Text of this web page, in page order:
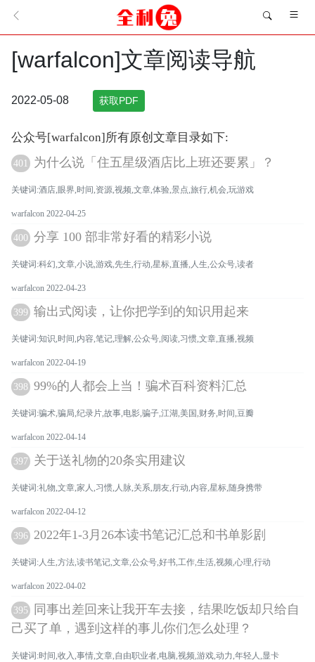
[warfalcon]文章阅读导航
2022-05-08 获取PDF
公众号[warfalcon]所有原创文章目录如下:
401 为什么说「住五星级酒店比上班还要累」？
关键词:酒店,眼界,时间,资源,视频,文章,体验,景点,旅行,机会,玩游戏
warfalcon 2022-04-25
400 分享 100 部非常好看的精彩小说
关键词:科幻,文章,小说,游戏,先生,行动,星标,直播,人生,公众号,读者
warfalcon 2022-04-23
399 输出式阅读，让你把学到的知识用起来
关键词:知识,时间,内容,笔记,理解,公众号,阅读,习惯,文章,直播,视频
warfalcon 2022-04-19
398 99%的人都会上当！骗术百科资料汇总
关键词:骗术,骗局,纪录片,故事,电影,骗子,江湖,美国,财务,时间,豆瓣
warfalcon 2022-04-14
397 关于送礼物的20条实用建议
关键词:礼物,文章,家人,习惯,人脉,关系,朋友,行动,内容,星标,随身携带
warfalcon 2022-04-12
396 2022年1-3月26本读书笔记汇总和书单影剧
关键词:人生,方法,读书笔记,文章,公众号,好书,工作,生活,视频,心理,行动
warfalcon 2022-04-02
395
同事出差回来让我开车去接，结果吃饭却只给自
己买了单，遇到这样的事儿你们怎么处理？
关键词:时间,收入,事情,文章,自由职业者,电脑,视频,游戏,动力,年轻人,显卡